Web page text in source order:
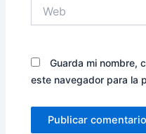
Guarda mi nombre,
este navegador para la